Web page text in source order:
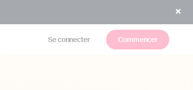
Se connecter Commencer